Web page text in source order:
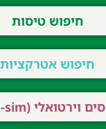
חיפוש טיסות
חיפוש אטרקציות
סים וירטואלי (e-sim)